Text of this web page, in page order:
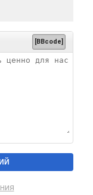
[BBcode]